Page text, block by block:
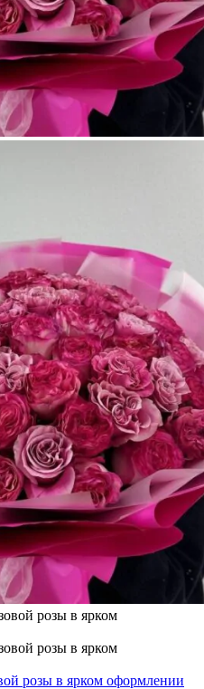
розы в ярком оформлении